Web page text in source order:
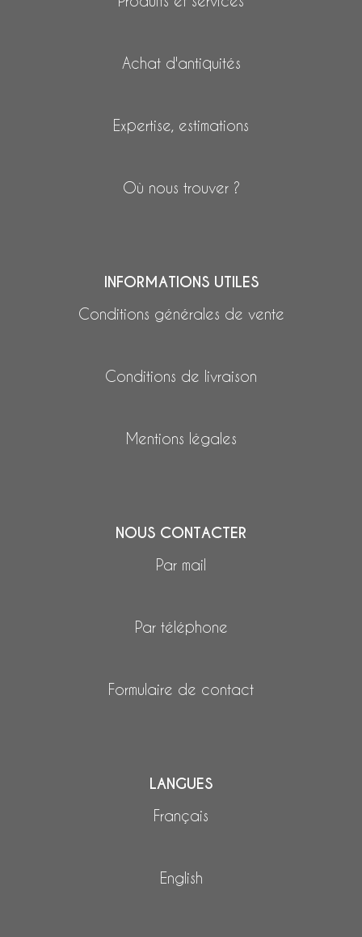
Achat d'antiquités
Expertise, estimations
Où nous trouver ?
INFORMATIONS UTILES
Conditions générales de vente
Conditions de livraison
Mentions légales
NOUS CONTACTER
Par mail
Par téléphone
Formulaire de contact
LANGUES
Français
English